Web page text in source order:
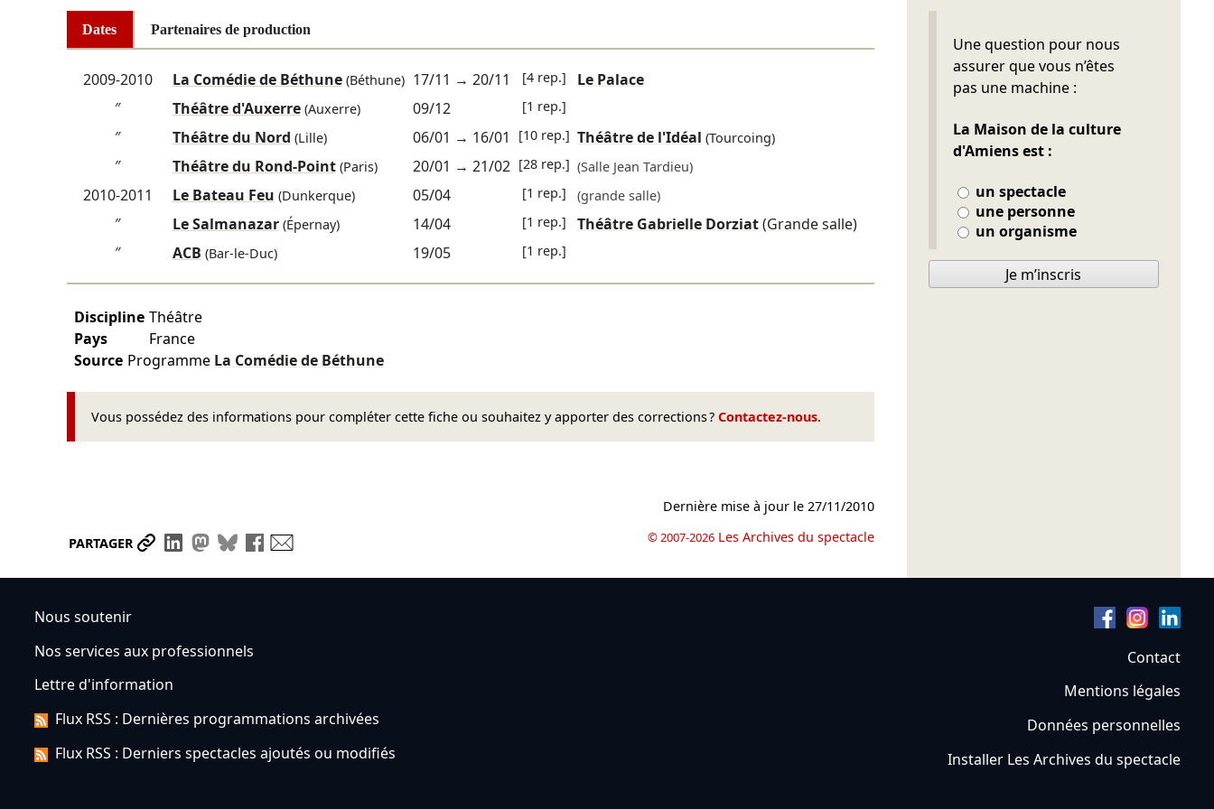
Dates Partenaires de production
2009-2010 La Comédie de Béthune(Béthune) 17/11 → 20/11 [4 rep.]
Le Palace
″
Théâtre d'Auxerre(Auxerre) 09/12 [1 rep.]
″ Théâtre du Nord (Lille) 06/01 → 16/01 [10 rep.] Théâtre de l'Idéal (Tourcoing)
″ Théâtre du Rond-Point(Paris) 20/01 → 21/02 [28 rep.] (Salle Jean Tardieu)
2010-2011 Le Bateau Feu (Dunkerque) 05/04 [1 rep.] (grande salle)
″ Le Salmanazar(Épernay) 14/04 [1 rep.] Théâtre Gabrielle Dorziat(Grande salle)
″
ACB (Bar-le-Duc) 19/05 [1 rep.]
Discipline Théâtre
Pays
France
Source Programme La Comédie de Béthune
Vous possédez des informations pour compléter cette fiche ou souhaitez y apporter des corrections ? Contactez-nous.
PARTAGER Partager le lien
Partager sur LinkedIn
Partager sur Mastodon
Partager sur Bluesky
Partager sur Facebook
Dernière mise à jour le27/11/2010
© 2007-2026 Les Archives du spectacle
Une question pour nous
assurer que vous n’êtes
pas une machine :
La Maison de la culture
d'Amiens est :
un spectacle
une personne
un organisme
Ne pas remplir
Je m’inscris
Nous soutenir
Nos services aux professionnels
Lettre d'information
Flux RSS : Dernières programmations archivées
Flux RSS : Derniers spectacles ajoutés ou modifiés
Contact
Mentions légales
Données personnelles
Installer Les Archives du spectacle